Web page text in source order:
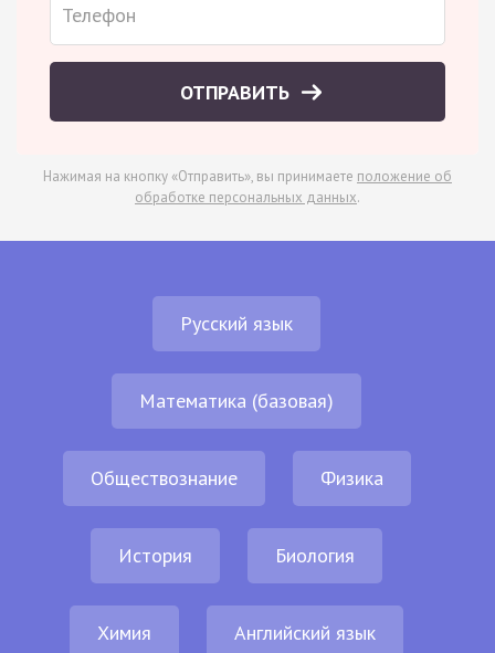
ОТПРАВИТЬ
Нажимая на кнопку «Отправить», вы принимаете положение об
обработке персональных данных.
Русский язык
Математика (базовая)
Обществознание Физика
История Биология
Химия Английский язык